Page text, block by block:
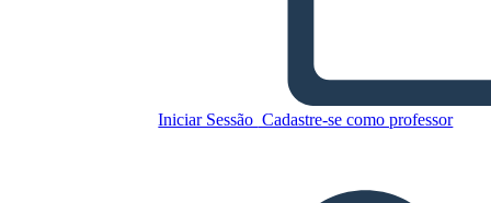
Iniciar Sessão Cadastre-se como professor
Copie este storyboard
CRIAR UM STORYBOARD